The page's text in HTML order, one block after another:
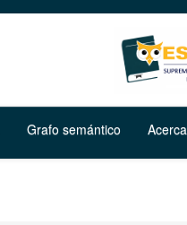
Grafo semántico Acerca